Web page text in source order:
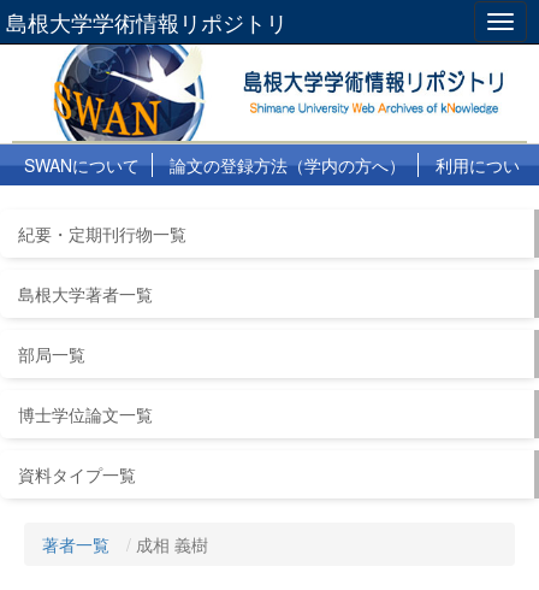
島根大学学術情報リポジトリ
SWANについて 論文の登録方法（学内の方へ）
利用につい
紀要・定期刊行物一覧
島根大学著者一覧
部局一覧
博士学位論文一覧
資料タイプ一覧
著者一覧 成相 義樹